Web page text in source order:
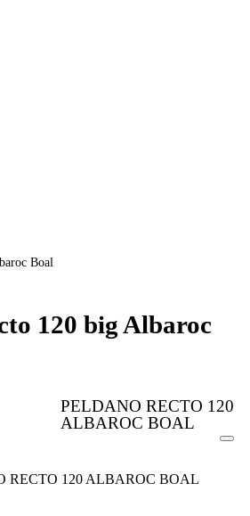
Boal
120 big Albaroc
PELDANO RECTO 120
ALBAROC BOAL
RECTO 120 ALBAROC BOAL